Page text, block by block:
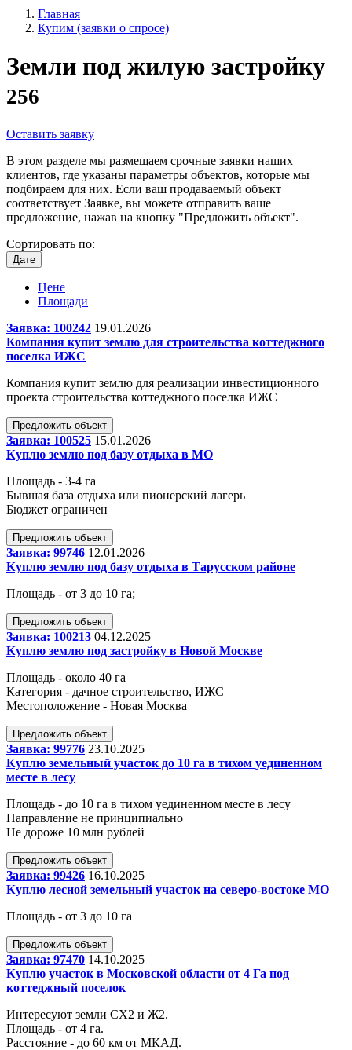
Главная
Купим (заявки о спросе)
Земли под жилую застройку
256
Оставить заявку
В этом разделе мы размещаем срочные заявки наших
клиентов, где указаны параметры объектов, которые мы
подбираем для них. Если ваш продаваемый объект
соответствует Заявке, вы можете отправить ваше
предложение, нажав на кнопку "Предложить объект".
Сортировать по:
Дате
Цене
Площади
Заявка: 100242 19.01.2026
Компания купит землю для строительства коттеджного
поселка ИЖС
Компания купит землю для реализации инвестиционного
проекта строительства коттеджного поселка ИЖС
Предложить объект
Заявка: 100525 15.01.2026
Куплю землю под базу отдыха в МО
Площадь - 3-4 га
Бывшая база отдыха или пионерский лагерь
Бюджет ограничен
Предложить объект
Заявка: 99746 12.01.2026
Куплю землю под базу отдыха в Тарусском районе
Площадь - от 3 до 10 га;
Предложить объект
Заявка: 100213 04.12.2025
Куплю землю под застройку в Новой Москве
Площадь - около 40 га
Категория - дачное строительство, ИЖС
Местоположение - Новая Москва
Предложить объект
Заявка: 99776 23.10.2025
Куплю земельный участок до 10 га в тихом уединенном
месте в лесу
Площадь - до 10 га в тихом уединенном месте в лесу
Направление не принципиально
Не дороже 10 млн рублей
Предложить объект
Заявка: 99426 16.10.2025
Куплю лесной земельный участок на северо-востоке МО
Площадь - от 3 до 10 га
Предложить объект
Заявка: 97470 14.10.2025
Куплю участок в Московской области от 4 Га под
коттеджный поселок
Интересуют земли СХ2 и Ж2.
Площадь - от 4 га.
Расстояние - до 60 км от МКАД.